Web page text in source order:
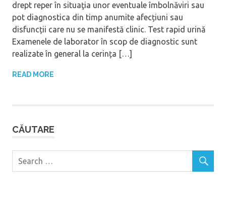
drept reper în situaţia unor eventuale îmbolnăviri sau
pot diagnostica din timp anumite afecțiuni sau
disfuncții care nu se manifestă clinic. Test rapid urină
Examenele de laborator în scop de diagnostic sunt
realizate în general la cerința […]
READ MORE
CĂUTARE